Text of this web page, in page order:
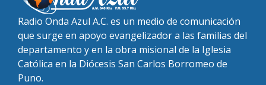
Radio Onda Azul A.C. es un medio de comunicación
que surge en apoyo evangelizador a las familias del
departamento y en la obra misional de la Iglesia
Católica en la Diócesis San Carlos Borromeo de
Puno.